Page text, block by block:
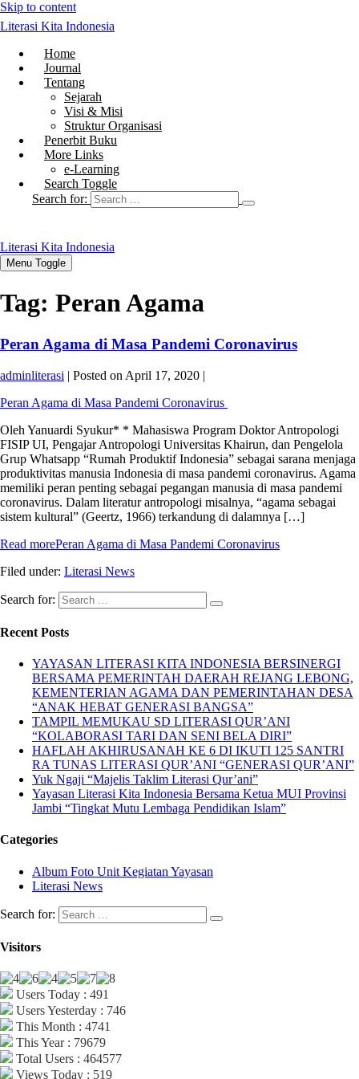
Skip to content
Literasi Kita Indonesia
Home
Journal
Tentang
Sejarah
Visi & Misi
Struktur Organisasi
Penerbit Buku
More Links
e-Learning
Search Toggle
Search for:
Literasi Kita Indonesia
Menu Toggle
Tag: Peran Agama
Peran Agama di Masa Pandemi Coronavirus
adminliterasi | Posted on April 17, 2020 |
Peran Agama di Masa Pandemi Coronavirus
Oleh Yanuardi Syukur* * Mahasiswa Program Doktor Antropologi
FISIP UI, Pengajar Antropologi Universitas Khairun, dan Pengelola
Grup Whatsapp “Rumah Produktif Indonesia” sebagai sarana menjaga
produktivitas manusia Indonesia di masa pandemi coronavirus. Agama
memiliki peran penting sebagai pegangan manusia di masa pandemi
coronavirus. Dalam literatur antropologi misalnya, “agama sebagai
sistem kultural” (Geertz, 1966) terkandung di dalamnya […]
Read morePeran Agama di Masa Pandemi Coronavirus
Filed under: Literasi News
Search for:
Recent Posts
YAYASAN LITERASI KITA INDONESIA BERSINERGI
BERSAMA PEMERINTAH DAERAH REJANG LEBONG,
KEMENTERIAN AGAMA DAN PEMERINTAHAN DESA
“ANAK HEBAT GENERASI BANGSA”
TAMPIL MEMUKAU SD LITERASI QUR’ANI
“KOLABORASI TARI DAN SENI BELA DIRI”
HAFLAH AKHIRUSANAH KE 6 DI IKUTI 125 SANTRI
RA TUNAS LITERASI QUR’ANI “GENERASI QUR’ANI”
Yuk Ngaji “Majelis Taklim Literasi Qur’ani”
Yayasan Literasi Kita Indonesia Bersama Ketua MUI Provinsi
Jambi “Tingkat Mutu Lembaga Pendidikan Islam”
Categories
Album Foto Unit Kegiatan Yayasan
Literasi News
Search for:
Visitors
Users Today : 491
Users Yesterday : 746
This Month : 4741
This Year : 79679
Total Users : 464577
Views Today : 519